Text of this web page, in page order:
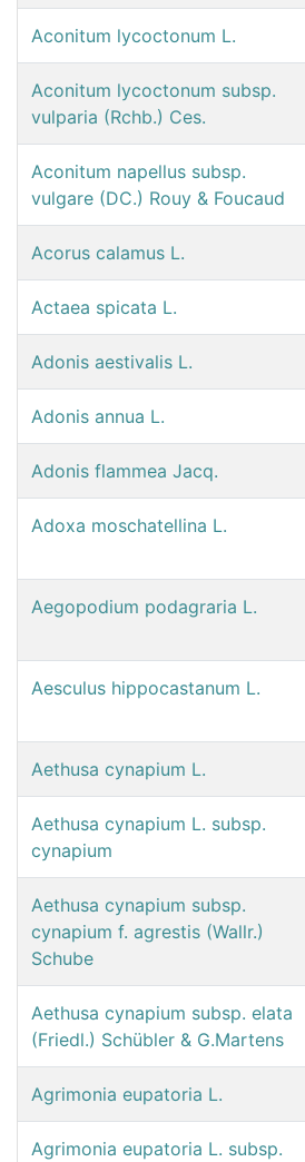
Aconitum lycoctonum L.
Aconitum lycoctonum subsp.
vulparia (Rchb.) Ces.
Aconitum napellus subsp.
vulgare (DC.) Rouy & Foucaud
Acorus calamus L.
Actaea spicata L.
Adonis aestivalis L.
Adonis annua L.
Adonis flammea Jacq.
Adoxa moschatellina L.
Aegopodium podagraria L.
Aesculus hippocastanum L.
Aethusa cynapium L.
Aethusa cynapium L. subsp.
cynapium
Aethusa cynapium subsp.
cynapium f. agrestis (Wallr.)
Schube
Aethusa cynapium subsp. elata
(Friedl.) Schübler & G.Martens
Agrimonia eupatoria L.
Agrimonia eupatoria L. subsp.